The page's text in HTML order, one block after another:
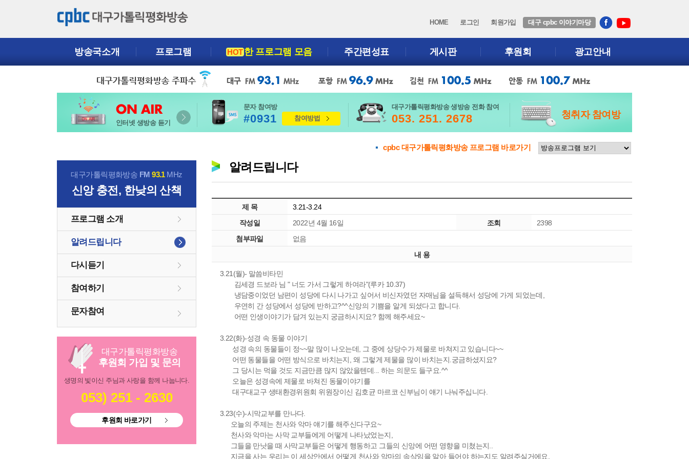
HOME 로그인 회원가입 대구 cpbc 이야기마당
방송국소개 프로그램 HOT한 프로그램 모음 주간편성표 게시판 후원회 광고안내
인터넷 생방송 듣기
문자 참여방
#0931 참여방법
대구가톨릭평화방송 생방송 전화 참여
053. 251. 2678 청취자 참여방
cpbc 대구가톨릭평화방송 프로그램 바로가기
대구가톨릭평화방송 FM93.1MHz
신앙 충전, 한낮의 산책
프로그램 소개
알려드립니다
다시듣기
참여하기
문자참여
대구가톨릭평화방송
후원회 가입 및 문의
생명의 빛이신 주님과 사랑을 함께 나눕니다.
053) 251 - 2630
후원회 바로가기
알려드립니다
제 목
3.21-3.24
작성일
2022년 4월 16일 조회
2398
첨부파일
없음
내 용
3.21(월)- 말씀비타민
김세경 드보라 님 " 너도 가서 그렇게 하여라"(루카 10.37)
냉담중이었던 남편이 성당에 다시 나가고 싶어서 비신자였던 자매님을 설득해서 성당에 가게 되었는데,
우연히 간 성당에서 성당에 반하고?^^신앙의 기쁨을 알게 되셨다고 합니다.
어떤 인생이야기가 담겨 있는지 궁금하시지요? 함께 해주세요~
3.22(화)-성경 속 동물 이야기
성경 속의 동물들이 정~~말 많이 나오는데, 그 중에 상당수가 제물로 바쳐지고 있습니다~~
어떤 동물들을 어떤 방식으로 바치는지, 왜 그렇게 제물을 많이 바치는지.궁금하셨지요?
그 당시는 먹을 것도 지금만큼 많지 않았을텐데... 하는 의문도 들구요.^^
오늘은 성경속에 제물로 바쳐진 동물이야기를
대구대교구 생태환경위원회 위원장이신 김호균 마르코 신부님이 얘기 나눠주십니다.
3.23(수)-시막교부를 만나다.
오늘의 주제는 천사와 악마 얘기를 해주신다구요~
천사와 악마는 사막 교부들에게 어떻게 나타났었는지,
그들을 만낫을 때 사막교부들은 어떻게 행동하고 그들의 신앙에 어떤 영향을 미쳤는지..
지금을 사는 우리는 이 세상안에서 어떻게 천사와 악마의 속삭임을 알아 들어야 하는지도 알려주실거에요.